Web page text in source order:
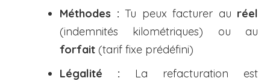
Méthodes : Tu peux facturer au réel
(indemnités kilométriques) ou au
forfait (tarif fixe prédéfini)
Légalité : La refacturation est